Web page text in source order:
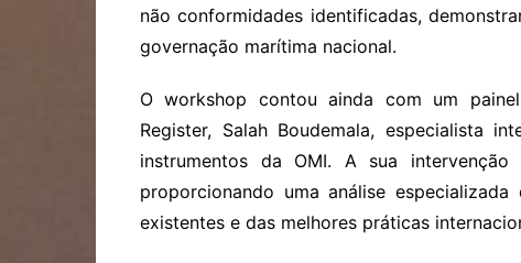
não conformidades identificadas,
governação marítima nacional.
O workshop contou ainda com um
Register, Salah Boudemala, especialista
instrumentos da OMI. A sua
proporcionando uma análise
existentes e das melhores práticas